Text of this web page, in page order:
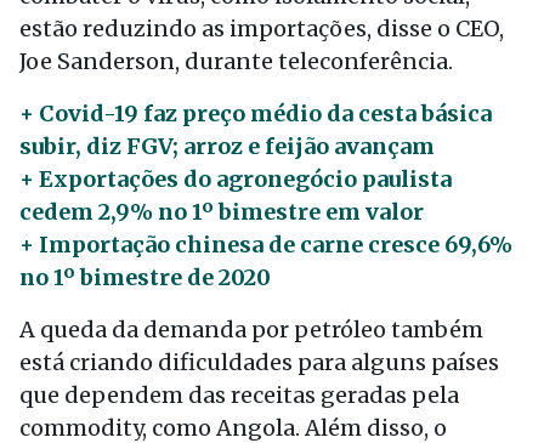
estão reduzindo as importações, disse o CEO,
Joe Sanderson, durante teleconferência.
+ Covid-19 faz preço médio da cesta básica
subir, diz FGV; arroz e feijão avançam
+ Exportações do agronegócio paulista
cedem 2,9% no 1º bimestre em valor
+ Importação chinesa de carne cresce 69,6%
no 1º bimestre de 2020
A queda da demanda por petróleo também
está criando dificuldades para alguns países
que dependem das receitas geradas pela
commodity, como Angola. Além disso, o